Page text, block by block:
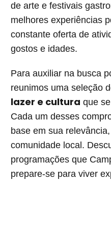
de arte e festivais
melhores experiências
constante oferta de
gostos e idades.
Para auxiliar na busca
reunimos uma seleção
lazer e cultura que
Cada um desses
base em sua
comunidade local.
programações que
prepare-se para viver